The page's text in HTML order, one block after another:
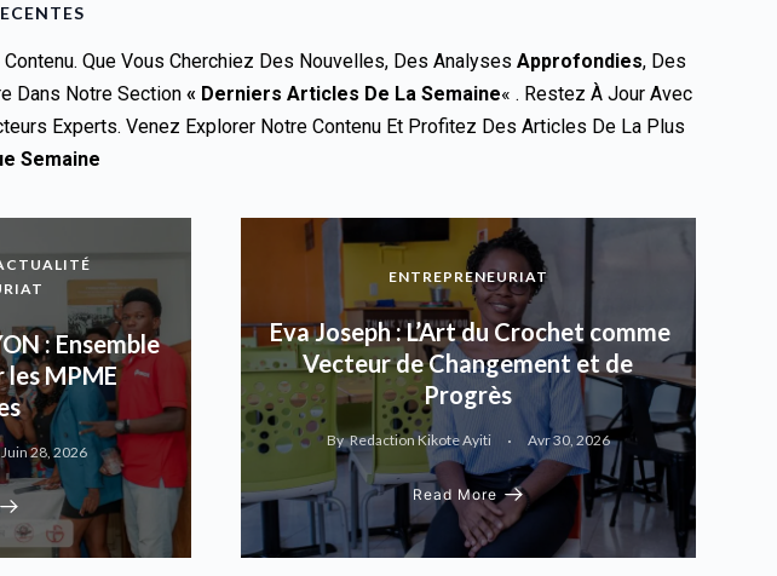
Que Vous Cherchiez Des Nouvelles, Des Analyses Approfondies, Des
Dans Notre Section « Derniers Articles De La Semaine« . Restez À Jour Avec
Experts. Venez Explorer Notre Contenu Et Profitez Des Articles De La Plus
Semaine
: Ensemble
MPME
Juin 28, 2026
ENTREPRENEURIAT
Eva Joseph : L’Art du Crochet comme
Vecteur de Changement et de
Progrès
By Redaction Kikote Ayiti Avr 30, 2026
Read More